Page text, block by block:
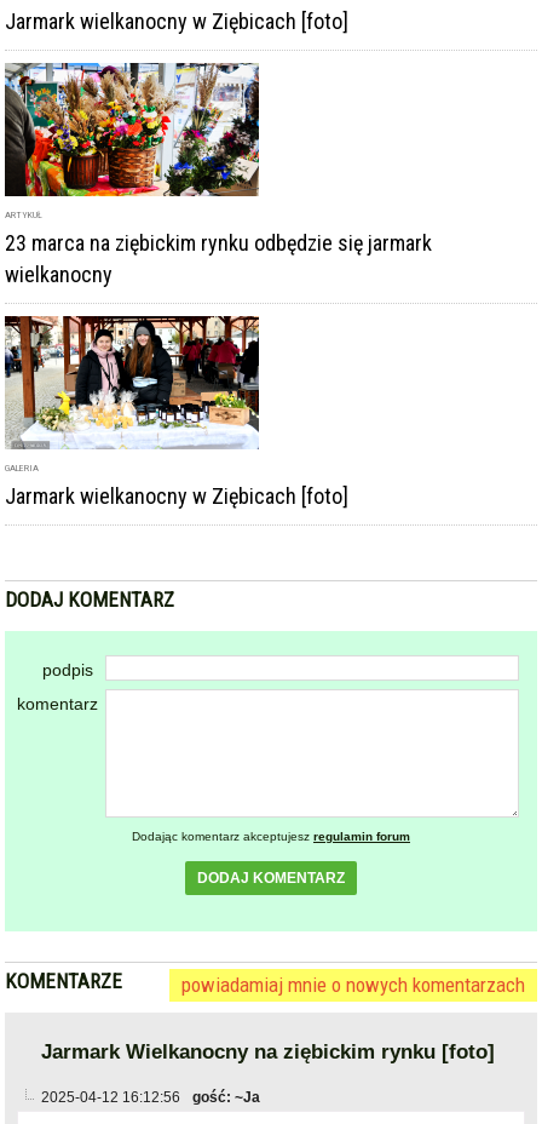
Jarmark wielkanocny w Ziębicach [foto]
ARTYKUŁ
23 marca na ziębickim rynku odbędzie się jarmark
wielkanocny
GALERIA
Jarmark wielkanocny w Ziębicach [foto]
DODAJ KOMENTARZ
podpis
komentarz
Dodając komentarz akceptujesz regulamin forum
DODAJ KOMENTARZ
KOMENTARZE powiadamiaj mnie o nowych komentarzach
Jarmark Wielkanocny na ziębickim rynku [foto]
2025-04-12 16:12:56 gość: ~Ja